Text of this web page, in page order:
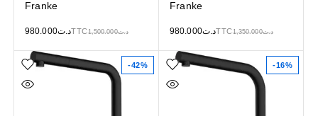
Franke
د.ت1,500.000 د.ت980.000 TTC
Franke
د.ت1,350.000 د.ت980.000 TTC
-42% -16%